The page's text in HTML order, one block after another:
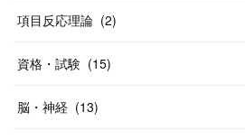
項目反応理論 (2)
資格・試験 (15)
脳・神経 (13)